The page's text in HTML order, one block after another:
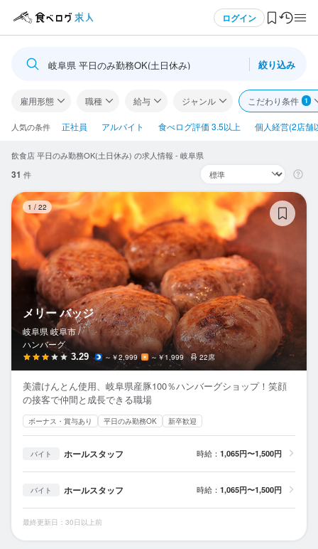
ログイン
ログイン・無料会員登録
食べログ求人TOP
求人検索
閲覧履歴
気になる求人
検索履歴・保存した条件
応募履歴
WEB履歴書
スカウト・メルマガ受信設定
ヘルプ・お問い合わせフォーム
掲載をご検討の店舗様へ
プライバシーポリシー
岐阜県 平日のみ勤務OK(土日休み) 絞り込み
雇用形態 職種 給与 ジャンル こだわり条件 1
人気の条件 正社員 アルバイト 食べログ評価 3.5以上 個人経営(2店舗
飲食店 平日のみ勤務OK(土日休み) の求人情報 - 岐阜県
31 件
1 / 22
メリー バッジ
岐阜県 岐阜市 /
ハンバーグ
3.29 ～￥2,999 ～￥1,999 22席
美濃けんとん使用、岐阜県産豚100％ハンバーグショップ！笑顔
の接客で仲間と成長できる職場
ボーナス・賞与あり 平日のみ勤務OK 新卒歓迎
バイト ホールスタッフ 時給： 1,065円〜1,500円
バイト ホールスタッフ 時給： 1,065円〜1,500円
最終更新日：30日以上前